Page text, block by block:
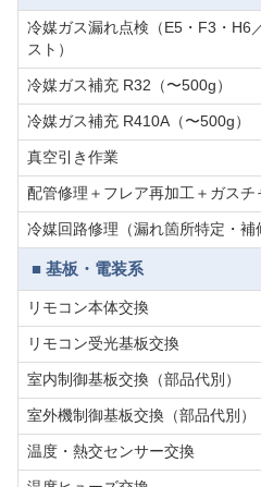
冷媒ガス漏れ点検（E5・F3・H6
スト）
冷媒ガス補充 R32（〜500g）
冷媒ガス補充 R410A（〜500g）
真空引き作業
配管修理＋フレア再加工＋ガスチ
冷媒回路修理（漏れ箇所特定・補
■ 基板・電装系
リモコン本体交換
リモコン受光基板交換
室内制御基板交換（部品代別）
室外機制御基板交換（部品代別）
温度・熱交センサー交換